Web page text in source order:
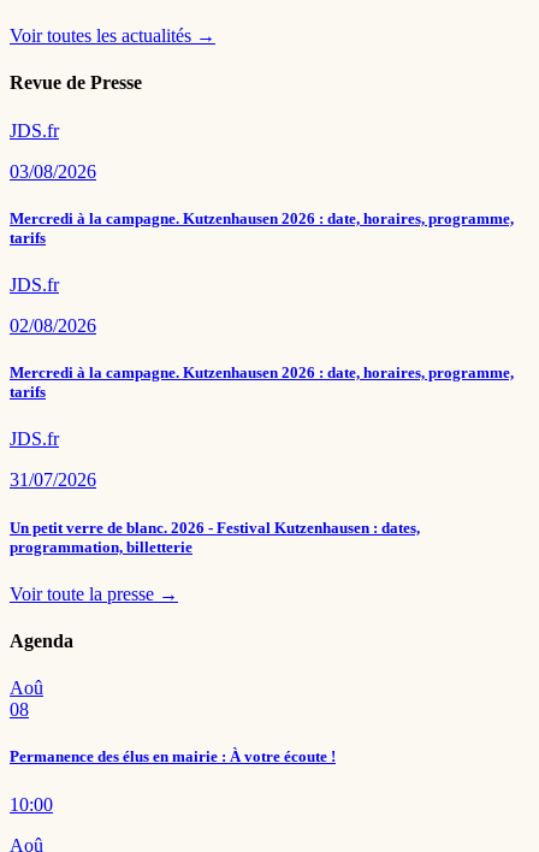
Voir toutes les actualités →
Revue de Presse
JDS.fr
03/08/2026
Mercredi à la campagne. Kutzenhausen 2026 : date, horaires, programme,
tarifs
JDS.fr
02/08/2026
Mercredi à la campagne. Kutzenhausen 2026 : date, horaires, programme,
tarifs
JDS.fr
31/07/2026
Un petit verre de blanc. 2026 - Festival Kutzenhausen : dates,
programmation, billetterie
Voir toute la presse →
Agenda
Aoû
08
Permanence des élus en mairie : À votre écoute !
10:00
Aoû